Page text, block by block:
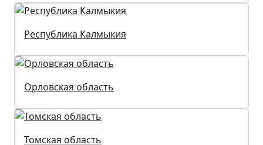
Республика Калмыкия
Орловская область
Томская область